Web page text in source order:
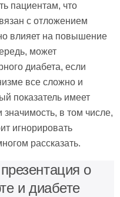
пациентам, что
с отложением
влияет на повышение
может
диабета, если
все сложно и
показатель имеет
в том числе,
игнорировать
рассказать.
о
и диабете